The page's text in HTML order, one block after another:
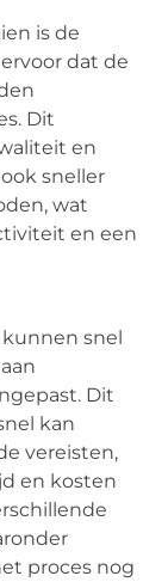
is de
dat de
Dit
en
sneller
wat
en een
snel
Dit
kan
vereisten,
en kosten
proces nog